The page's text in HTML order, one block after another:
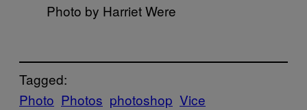
Photo by Harriet Were
Tagged:
Photo Photos photoshop Vice